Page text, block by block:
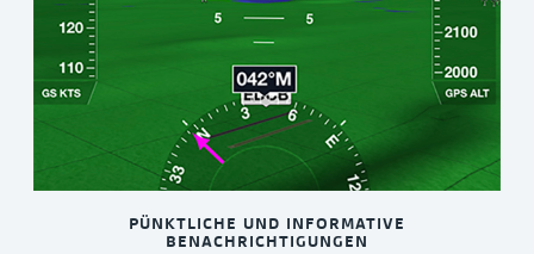
PÜNKTLICHE UND INFORMATIVE
BENACHRICHTIGUNGEN